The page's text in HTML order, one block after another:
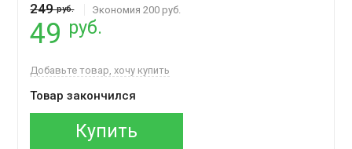
249руб. Экономия 200 руб.
49 руб.
Добавьте товар, хочу купить
Товар закончился
Купить